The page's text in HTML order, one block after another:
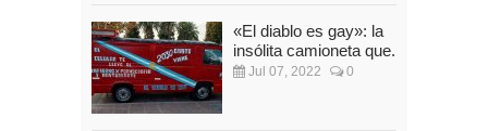
«El diablo es gay»: la
insólita camioneta que...
Jul 07, 2022 0